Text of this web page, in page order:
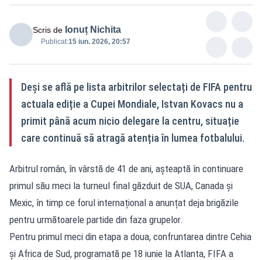
Scris de Ionuț Nichita
Publicat:15 iun. 2026, 20:57
Deși se află pe lista arbitrilor selectați de FIFA pentru
actuala ediție a Cupei Mondiale, Istvan Kovacs nu a
primit până acum nicio delegare la centru, situație
care continuă să atragă atenția în lumea fotbalului.
Arbitrul român, în vârstă de 41 de ani, așteaptă în continuare
primul său meci la turneul final găzduit de SUA, Canada și
Mexic, în timp ce forul internațional a anunțat deja brigăzile
pentru următoarele partide din faza grupelor.
Pentru primul meci din etapa a doua, confruntarea dintre Cehia
și Africa de Sud, programată pe 18 iunie la Atlanta, FIFA a